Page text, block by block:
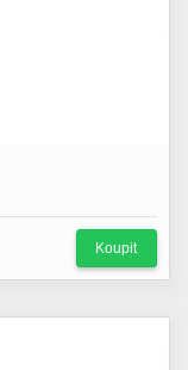
Koupit